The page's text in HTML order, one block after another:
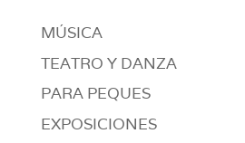
MÚSICA
TEATRO Y DANZA
PARA PEQUES
EXPOSICIONES